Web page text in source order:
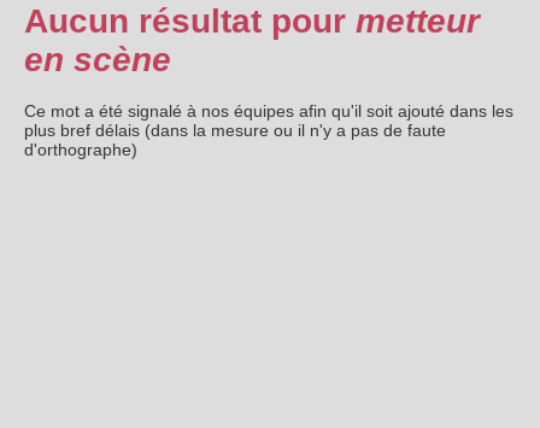
Aucun résultat pour metteur
en scène
Ce mot a été signalé à nos équipes afin qu'il soit ajouté dans les
plus bref délais (dans la mesure ou il n'y a pas de faute
d'orthographe)